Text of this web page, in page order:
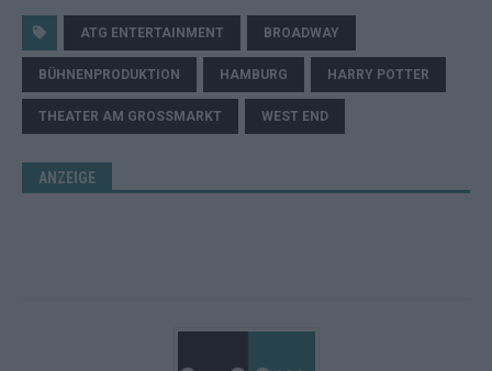
ATG ENTERTAINMENT BROADWAY
BÜHNENPRODUKTION HAMBURG HARRY POTTER
THEATER AM GROSSMARKT WEST END
ANZEIGE